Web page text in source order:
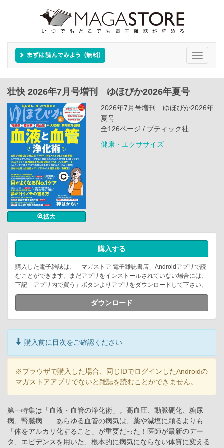
Toggle
壮快 2026年7月号増刊 ゆほびか2026年夏号
拡大
2026年7月号増刊 ゆほびか2026年
夏号
全126ページ / ブティック社
健康・エクササイズ
購入する
購入した電子雑誌は、「マガストア 電子雑誌書店」Androidアプリで読
むことができます。まだアプリをインストールされていない場合には、
下記「アプリ内で買う」ボタンよりアプリをダウンロードして下さい。
ダウンロード
購入前に目次をご確認ください
※ブラウザで購入した場合、同じIDでログインしたAndroidの
マガストアアプリでないと雑誌を読むことができません。
第一特集は「血液・血管の浄化術」。高血圧、動脈硬化、糖尿
病、腎臓病……あらゆる血管の病気は、薬や減塩に頼るよりも
「体をアルカリ化すること」が重要だった！医師が最新のデー
タ、エビデンスを用いた、根本的に病気にならない体質に変える